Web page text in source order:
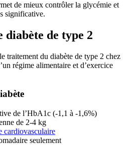
de mieux contrôler la glycémie et
significative.
de type 2
traitement du diabète de type 2 chez
régime alimentaire et d’exercice
de l’HbA1c (-1,1 à -1,6%)
de 2-4 kg
cardiovasculaire
seulement